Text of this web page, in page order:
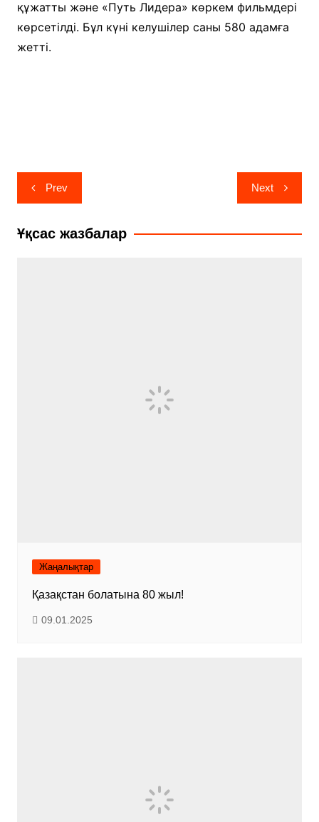
құжатты және «Путь Лидера» көркем фильмдері
көрсетілді. Бұл күні келушілер саны 580 адамға
жетті.
Навигация
по
записям
Prev Next
Ұқсас жазбалар
Жаңалықтар
Қазақстан болатына 80 жыл!
09.01.2025